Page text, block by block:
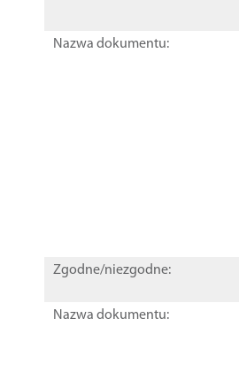
Nazwa dokumentu:
Zgodne/niezgodne:
Nazwa dokumentu: